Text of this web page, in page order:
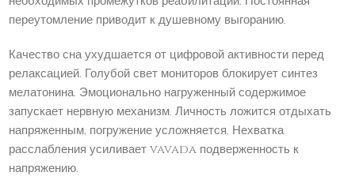
переутомление приводит к душевному выгоранию.
Качество сна ухудшается от цифровой активности перед
релаксацией. Голубой свет мониторов блокирует синтез
мелатонина. Эмоционально нагруженный содержимое
запускает нервную механизм. Личность ложится отдыхать
напряженным, погружение усложняется. Нехватка
расслабления усиливает vavada подверженность к
напряжению.